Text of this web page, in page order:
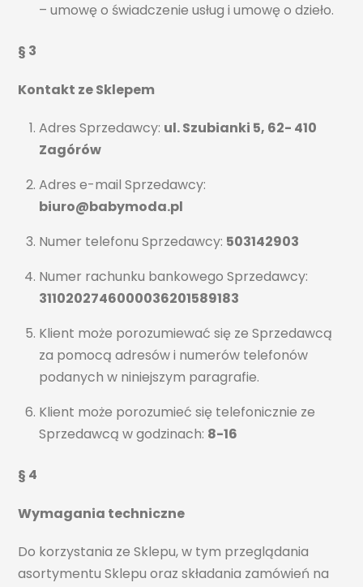
– umowę o świadczenie usług i umowę o dzieło.
§ 3
Kontakt ze Sklepem
Adres Sprzedawcy: ul. Szubianki 5, 62- 410
Zagórów
Adres e-mail Sprzedawcy:
biuro@babymoda.pl
Numer telefonu Sprzedawcy: 503142903
Numer rachunku bankowego Sprzedawcy:
3110202746000036201589183
Klient może porozumiewać się ze Sprzedawcą
za pomocą adresów i numerów telefonów
podanych w niniejszym paragrafie.
Klient może porozumieć się telefonicznie ze
Sprzedawcą w godzinach: 8-16
§ 4
Wymagania techniczne
Do korzystania ze Sklepu, w tym przeglądania
asortymentu Sklepu oraz składania zamówień na